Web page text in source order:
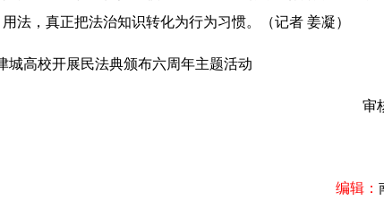
法，真正把法治知识转化为行为习惯。（记者 姜凝）
高校开展民法典颁布六周年主题活动
审
编辑：